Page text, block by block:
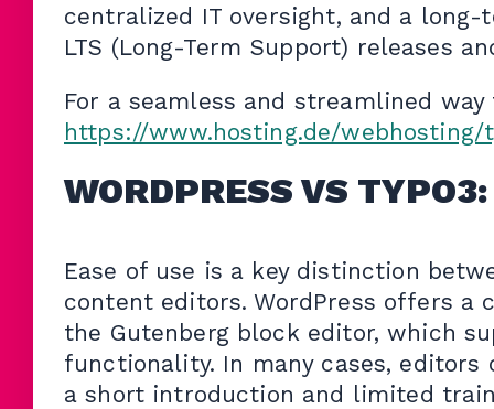
centralized IT oversight, and a
LTS (Long-Term Support) releases
For a seamless and streamlined
https://www.hosting.de/
WORDPRESS VS
Ease of use is a key distinction
content editors. WordPress offers a
the Gutenberg block editor, which
functionality. In many cases,
a short introduction and limited